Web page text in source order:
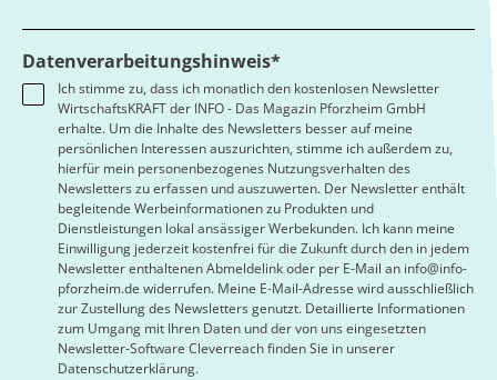
Datenverarbeitungshinweis*
Ich stimme zu, dass ich monatlich den kostenlosen Newsletter
WirtschaftsKRAFT der INFO - Das Magazin Pforzheim GmbH
erhalte. Um die Inhalte des Newsletters besser auf meine
persönlichen Interessen auszurichten, stimme ich außerdem zu,
hierfür mein personenbezogenes Nutzungsverhalten des
Newsletters zu erfassen und auszuwerten. Der Newsletter enthält
begleitende Werbeinformationen zu Produkten und
Dienstleistungen lokal ansässiger Werbekunden. Ich kann meine
Einwilligung jederzeit kostenfrei für die Zukunft durch den in jedem
Newsletter enthaltenen Abmeldelink oder per E-Mail an info@info-
pforzheim.de widerrufen. Meine E-Mail-Adresse wird ausschließlich
zur Zustellung des Newsletters genutzt. Detaillierte Informationen
zum Umgang mit Ihren Daten und der von uns eingesetzten
Newsletter-Software Cleverreach finden Sie in unserer
Datenschutzerklärung.